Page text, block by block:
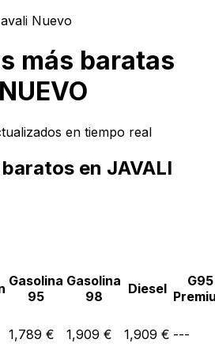
Nuevo
más baratas
en tiempo real
en JAVALI
Gasolina
95
Gasolina
98
Diesel
G95
1,789 € 1,909 € 1,909 € ---